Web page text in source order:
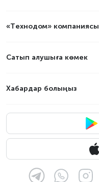
«Технодом» компаниясы
Сатып алушыға көмек
Хабардар болыңыз